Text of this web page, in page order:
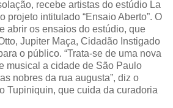
recebe artistas do estúdio La
projeto intitulado “Ensaio Aberto”. O
abrir os ensaios do estúdio, que
Jupiter Maça, Cidadão Instigado
o público. “Trata-se de uma nova
musical a cidade de São Paulo
nobres da rua augusta”, diz o
Tupiniquin, que cuida da curadoria